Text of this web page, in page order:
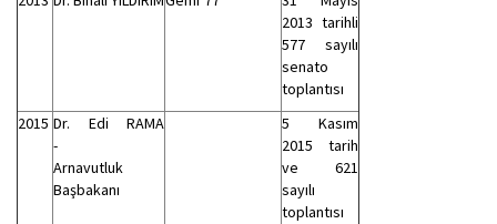
2013 tarihli
577 sayılı
senato
toplantısı
2015 Dr. Edi RAMA
-
Arnavutluk
Başbakanı
5 Kasım
2015 tarih
ve 621
sayılı
toplantısı